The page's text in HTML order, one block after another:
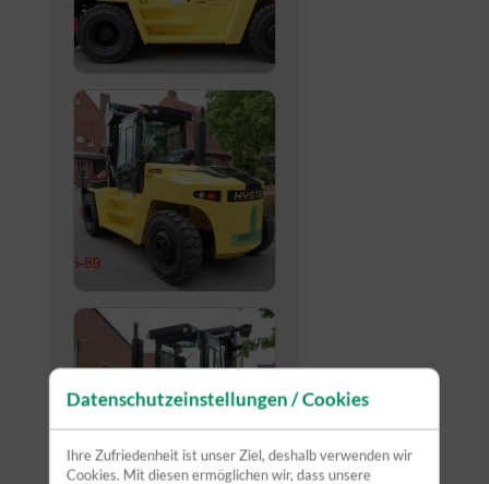
Datenschutzeinstellungen / Cookies
Ihre Zufriedenheit ist unser Ziel, deshalb verwenden wir
Cookies. Mit diesen ermöglichen wir, dass unsere